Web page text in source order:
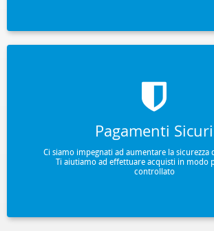
Pagamenti Sicuri
Ci siamo impegnati ad aumentare la sicurezza
Ti aiutiamo ad effettuare acquisti in modo
controllato